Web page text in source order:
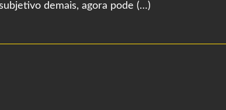
demais, agora pode (…)